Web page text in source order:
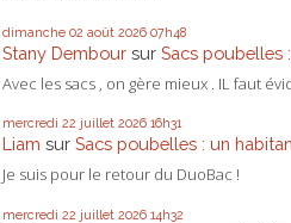
dimanche 02 août 2026 07h48
Stany Dembour sur Sacs poubelles
Avec les sacs , on gère mieux . IL faut
mercredi 22 juillet 2026 16h31
Liam sur Sacs poubelles : un
Je suis pour le retour du DuoBac !
mercredi 22 juillet 2026 14h32